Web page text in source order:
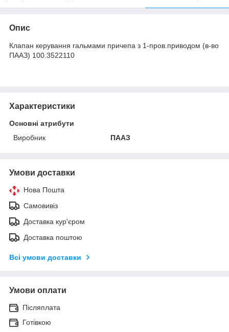
Опис
Клапан керування гальмами причепа з 1-пров.приводом (в-во
ПААЗ) 100.3522110
Характеристики
Основні атрибути
Виробник
ПААЗ
Умови доставки
Нова Пошта
Самовивіз
Доставка кур'єром
Доставка поштою
Всі умови доставки
Умови оплати
Післяплата
Готівкою